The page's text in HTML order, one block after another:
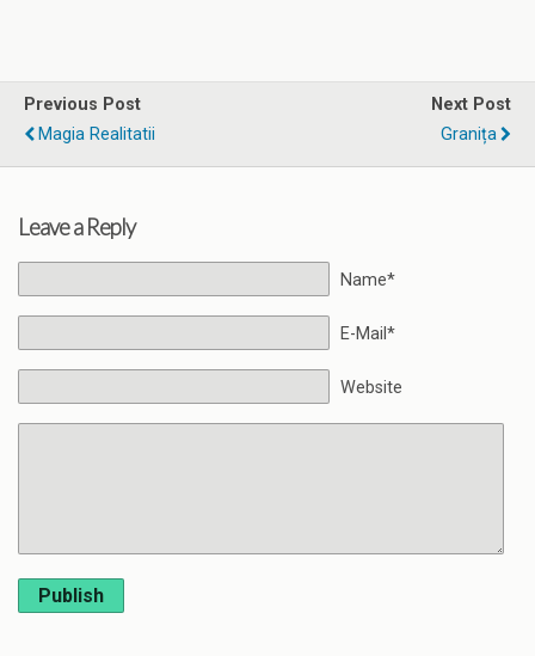
Previous Post
Magia Realitatii
Next Post
Granița
Leave a Reply
Name*
E-Mail*
Website
Publish